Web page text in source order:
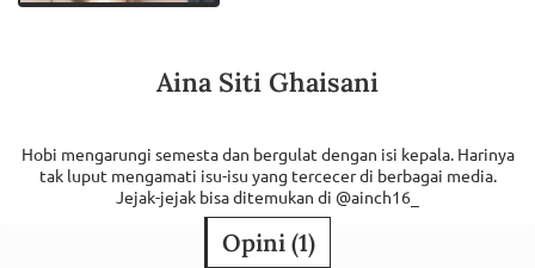
Aina Siti Ghaisani
Hobi mengarungi semesta dan bergulat dengan isi kepala. Harinya
tak luput mengamati isu-isu yang tercecer di berbagai media.
Jejak-jejak bisa ditemukan di @ainch16_
Opini (1)